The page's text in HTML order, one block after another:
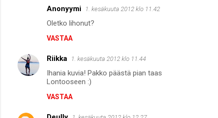
Anonyymi 1. kesäkuuta 2012 klo 11.42
Oletko lihonut?
VASTAA
Riikka 1. kesäkuuta 2012 klo 11.44
Ihania kuvia! Pakko päästä pian taas
Lontooseen :)
VASTAA